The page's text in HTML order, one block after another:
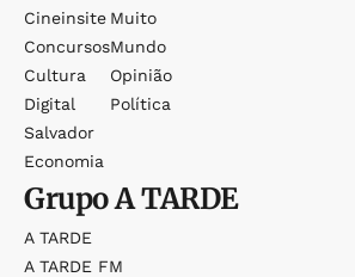
Cineinsite
Concursos
Cultura
Digital
Salvador
Economia
Muito
Mundo
Opinião
Política
GrupoA TARDE
A TARDE
A TARDE FM